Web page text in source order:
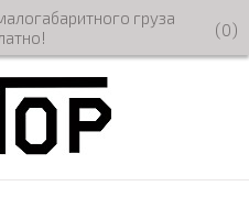
груза
(0)